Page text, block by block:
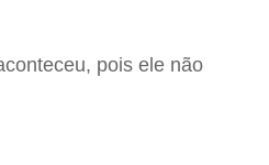
pois ele não